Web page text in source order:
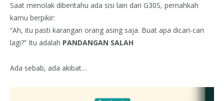
Saat menolak diberitahu ada sisi lain dari G30S, pernahkah
kamu berpikir:
“Ah, itu pasti karangan orang asing saja. Buat apa dicari-cari
lagi?” Itu adalah PANDANGAN SALAH
Ada sebab, ada akibat…